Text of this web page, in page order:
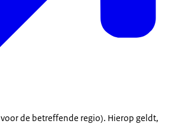
voor de betreffende regio). Hierop geldt,